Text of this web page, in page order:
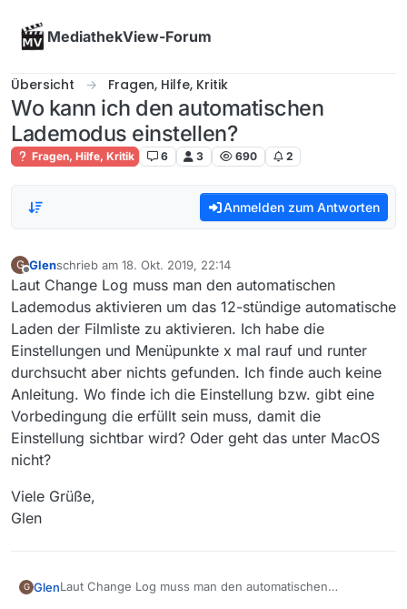
MediathekView-Forum
Übersicht Fragen, Hilfe, Kritik
Wo kann ich den automatischen
Lademodus einstellen?
Fragen, Hilfe, Kritik 6 3 690 2
Anmelden zum Antworten
G
Offline
Glenschrieb am 18. Okt. 2019, 22:14
zuletzt editiert von
Laut Change Log muss man den automatischen
Lademodus aktivieren um das 12-stündige automatische
Laden der Filmliste zu aktivieren. Ich habe die
Einstellungen und Menüpunkte x mal rauf und runter
durchsucht aber nichts gefunden. Ich finde auch keine
Anleitung. Wo finde ich die Einstellung bzw. gibt eine
Vorbedingung die erfüllt sein muss, damit die
Einstellung sichtbar wird? Oder geht das unter MacOS
nicht?
Viele Grüße,
Glen
G GlenLaut Change Log muss man den automatischen